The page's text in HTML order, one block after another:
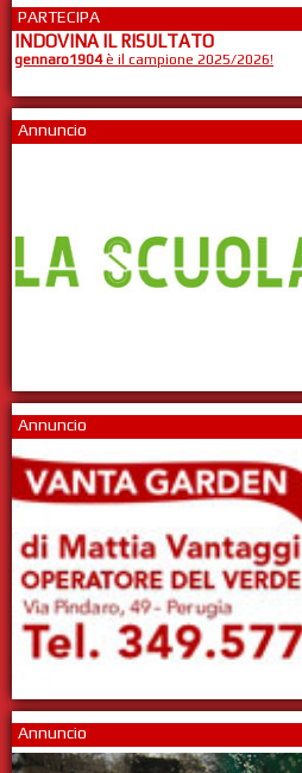
PARTECIPA
INDOVINA IL RISULTATO
gennaro1904è il campione 2025/2026!
Annuncio
Annuncio
Annuncio